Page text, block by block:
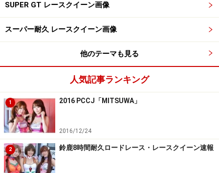
SUPER GT レースクイーン画像
スーパー耐久 レースクイーン画像
他のテーマも見る
人気記事ランキング
1 2016 PCCJ「MITSUWA」
2016/12/24
2 鈴鹿8時間耐久ロードレース・レースクイーン速報